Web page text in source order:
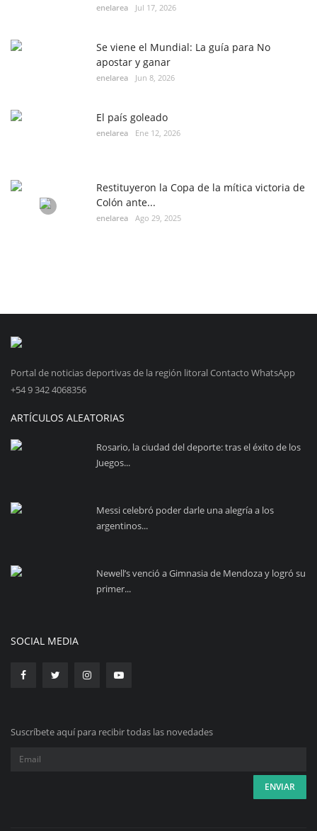
enelarea Jul 17, 2026
Se viene el Mundial: La guía para No
apostar y ganar
enelarea Jun 8, 2026
El país goleado
enelarea Ene 12, 2026
Restituyeron la Copa de la mítica victoria de
Colón ante...
enelarea Ago 29, 2025
Portal de noticias deportivas de la región litoral Contacto WhatsApp
+54 9 342 4068356
ARTÍCULOS ALEATORIAS
Rosario, la ciudad del deporte: tras el éxito de los
Juegos...
Messi celebró poder darle una alegría a los
argentinos...
Newell’s venció a Gimnasia de Mendoza y logró su
primer...
SOCIAL MEDIA
Suscríbete aquí para recibir todas las novedades